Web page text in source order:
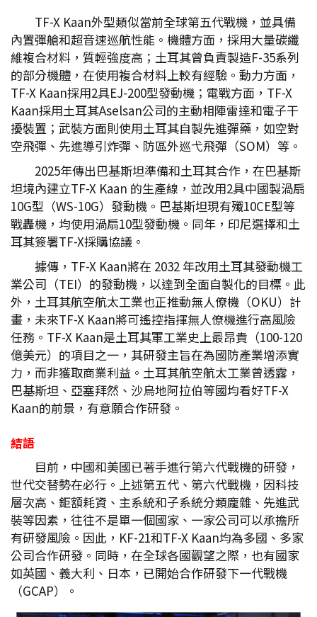
TF-X Kaan外型類似當前全球第五代戰機，並具備
內置彈艙和超音速巡航性能。機體方面，採用大量碳纖
維複合材料，質輕強度高；土耳其曾負責製造F-35系列
的部分機體，在使用複合材料上較有經驗。動力方面，
TF-X Kaan採用2具EJ-200型發動機；電戰方面，TF-X
Kaan採用土耳其Aselsan公司的主動相陣雷達和電子干
擾裝置；武裝方面則使用土耳其自製先進彈藥，如空對
空飛彈、先進導引炸彈、防區外巡弋飛彈（SOM）等。
2025年傳出巴基斯坦準備和土耳其合作，在巴基斯
坦境內建立TF-X Kaan 的生產線，並改用2具中國製渦扇
10G型（WS-10G）發動機。巴基斯坦現有殲10CE型等
戰轟機，均使用渦扇10型發動機。同年，印尼選擇和土
耳其簽署TF-X採購協議。
據傳，TF-X Kaan將在 2032 年改用土耳其發動機工
業公司（TEI）的發動機，以達到全面自製化的目標。此
外，土耳其航空航太工業也正推動無人僚機（OKU）計
畫，未來TF-X Kaan將可遙控指揮無人僚機進行高風險
任務。TF-X Kaan是土耳其軍工業史上最昂貴（100-120
億美元）的項目之一，其研發主旨在為國防產業增添實
力，而非獲取商業利益。土耳其航空航太工業曾透露，
巴基斯坦、亞塞拜然、沙烏地阿拉伯等國均看好TF-X
Kaan的前景，有意願合作研發。
結語
目前，中國和美國已著手進行第六代戰機的研發，
世代交替勢在必行。上述第五代、第六代戰機，因科技
層次高、鉅額耗資、主系統和子系統分類龐雜、先進武
裝等因素，往往不是單一個國家、一家公司可以承擔所
有研發風險。因此，KF-21和TF-X Kaan均為多國、多家
公司合作研發。同時，在全球各國觀望之際，也有國家
如英國、義大利、日本，已開始合作研發下一代戰機
（GCAP）。